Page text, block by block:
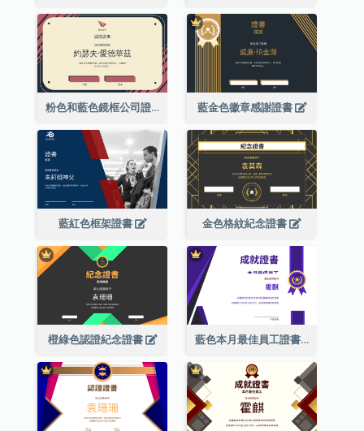
粉色和藍色鏡框公司證書 藍金色徽章感謝證書
藍紅色框架證書 金色格紋紀念證書
橙綠色認證紀念證書 藍色本月最佳員工證書(附標誌)